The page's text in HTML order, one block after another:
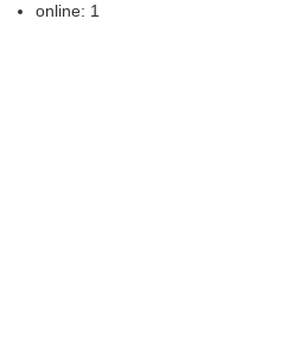
online: 1